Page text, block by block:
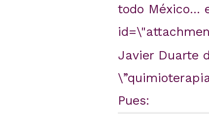
todo México…
Javier Duarte
Pues: